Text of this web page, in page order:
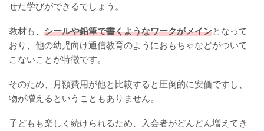
せた学びができるでしょう。
教材も、 シールや鉛筆で書くようなワークがメインとなって
おり、他の幼児向け通信教育のようにおもちゃなどがついて
こないことが特徴です。
そのため、月額費用が他と比較すると圧倒的に安価ですし、
物が増えるということもありません。
子どもも楽しく続けられるため、入会者がどんどん増えてき